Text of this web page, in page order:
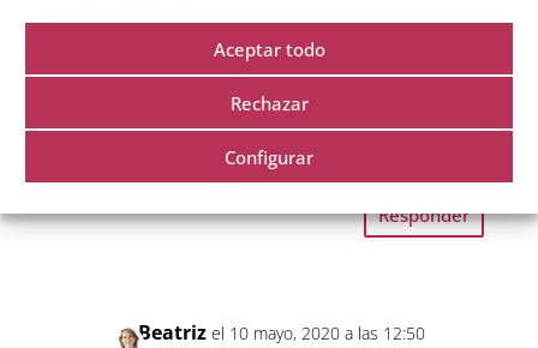
Aceptar todo
Rechazar
Configurar
Preciosa frase. Al perdonar te quitas tal peso
de encima, que te sientes ligero y libre.
Quitemonos cualquier rencor, pequeño o
grande. Así veremos el camino con más
Responder
Beatriz el 10 mayo, 2020 a las 12:50